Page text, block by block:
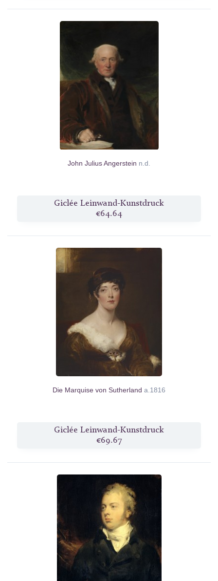
John Julius Angerstein n.d.
Giclée Leinwand-Kunstdruck
€64.64
Die Marquise von Sutherland a.1816
Giclée Leinwand-Kunstdruck
€69.67